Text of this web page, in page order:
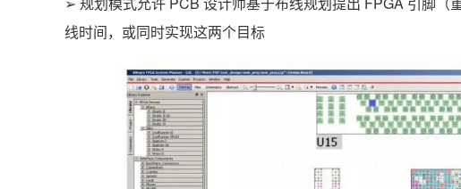
线时间，或同时实现这两个目标